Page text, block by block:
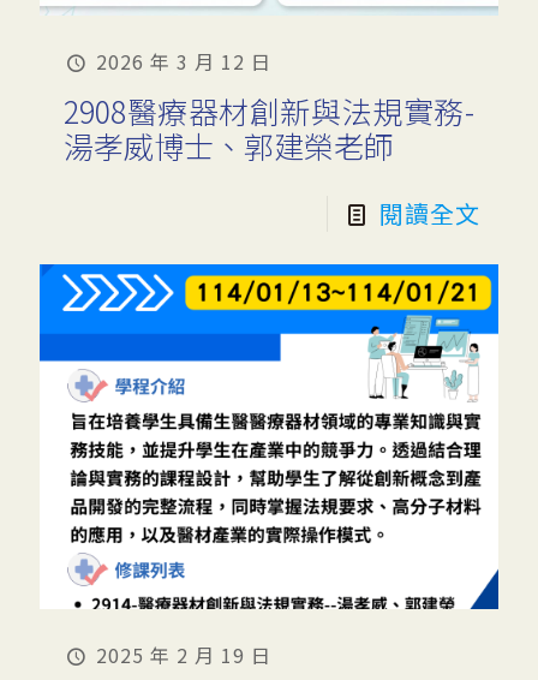
2026 年 3 月 12 日
2908醫療器材創新與法規實務-
湯孝威博士、郭建榮老師
閱讀全文
2025 年 2 月 19 日